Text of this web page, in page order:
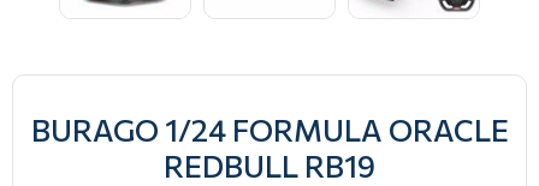
BURAGO 1/24 FORMULA ORACLE
REDBULL RB19